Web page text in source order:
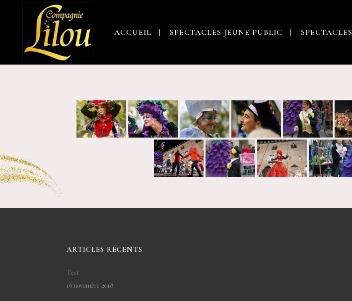
ACCUEIL SPECTACLES JEUNE PUBLIC SPECTACLES
ARTICLES RÉCENTS
Test
16 novembre 2018